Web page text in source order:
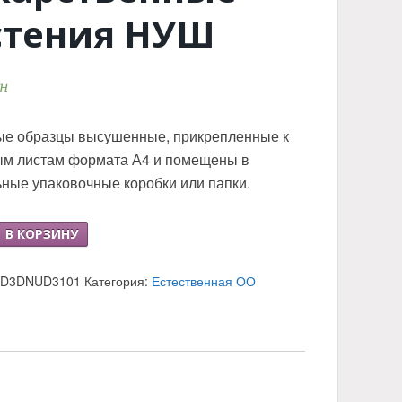
НУШ
образцы высушенные, прикрепленные к
листам формата А4 и помещены в
упаковочные коробки или папки.
В КОРЗИНУ
Категория: Естественная ОО